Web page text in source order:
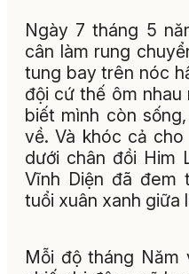
Ngày 7 tháng 5
cân làm rung
tung bay trên nóc
đội cứ thế ôm
biết mình còn
về. Và khóc cả
dưới chân đồi Him
Vĩnh Diện đã đem
tuổi xuân xanh giữa
Mỗi độ tháng